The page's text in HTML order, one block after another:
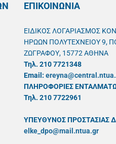
ΕΠΙΚΟΙΝΩΝΙΑ
ΕΙΔΙΚΟΣ ΛΟΓΑΡΙΑΣΜΟΣ
ΗΡΩΩΝ ΠΟΛΥΤΕΧΝΕΙΟΥ 9,
ΖΩΓΡΑΦΟΥ, 15772 ΑΘΗΝΑ
Τηλ. 210 7721348
Email:
ΠΛΗΡΟΦΟΡΙΕΣ
Τηλ. 210 7722961
ΥΠΕΥΘYΝΟΣ ΠΡΟΣΤΑΣΙΑΣ
elke_dpo@mail.ntua.gr